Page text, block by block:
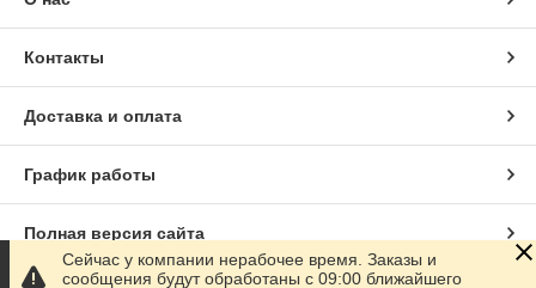
Контакты
Доставка и оплата
График работы
Полная версия сайта
Сейчас у компании нерабочее время. Заказы и
сообщения будут обработаны с 09:00 ближайшего